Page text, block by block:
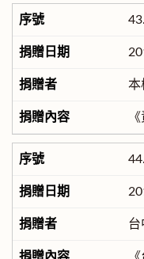
43.
本
44.
台